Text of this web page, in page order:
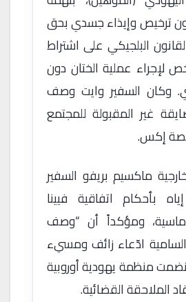
ترخيص وإيذاء جسدي بحق
البلجيكي على اشتراط
لإجراء عملية الختان دون
وكان السفير وايت وصف
غير المقبولة للمجتمع
إكس.
ماكسيم بريفو السفير
بأحكام اتفاقية فيينا
ومؤكداً أن “وصف
السامية ادّعاء زائف ومسيء
منظمة يهودية أوروبية
الملاحقة القضائية.